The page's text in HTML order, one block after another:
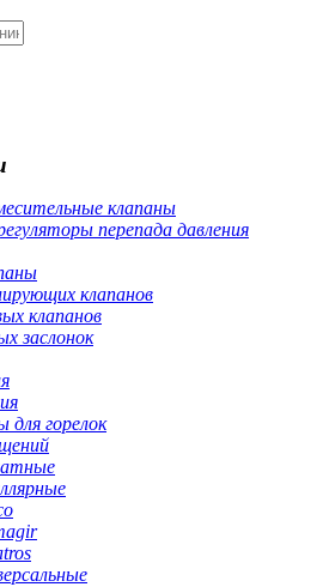
клапаны
перепада давления
клапанов
клапанов
заслонок
для горелок